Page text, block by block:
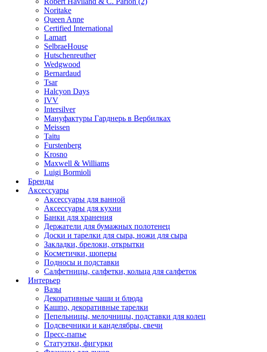
Noritakе
Queen Anne
Certified International
Lamart
SelbraeHouse
Hutschenreuther
Wedgwood
Bernardaud
Tsar
Halcyon Days
IVV
Intersilver
Мануфактуры Гарднерь в Вербилках
Meissen
Taitu
Furstenberg
Krosno
Maxwell & Williams
Luigi Bormioli
Бренды
Аксессуары
Аксессуары для ванной
Аксессуары для кухни
Банки для хранения
Держатели для бумажных полотенец
Доски и тарелки для сыра, ножи для сыра
Закладки, брелоки, открытки
Косметички, шоперы
Подносы и подставки
Салфетницы, салфетки, кольца для салфеток
Интерьер
Вазы
Декоративные чаши и блюда
Кашпо, декоративные тарелки
Пепельницы, мелочницы, подставки для колец
Подсвечники и канделябры, свечи
Пресс-папье
Статуэтки, фигурки